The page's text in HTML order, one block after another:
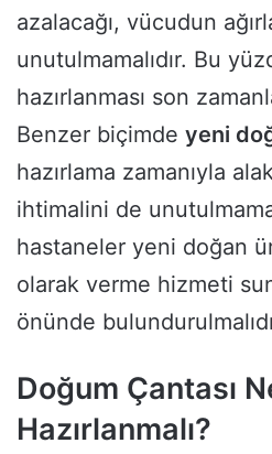
azalacağı, vücudun
unutulmamalıdır. Bu
hazırlanması son
Benzer biçimde yeni
hazırlama zamanıyla
ihtimalini de
hastaneler yeni doğan
olarak verme hizmeti
önünde
Doğum Çantası
Hazırlanmalı?